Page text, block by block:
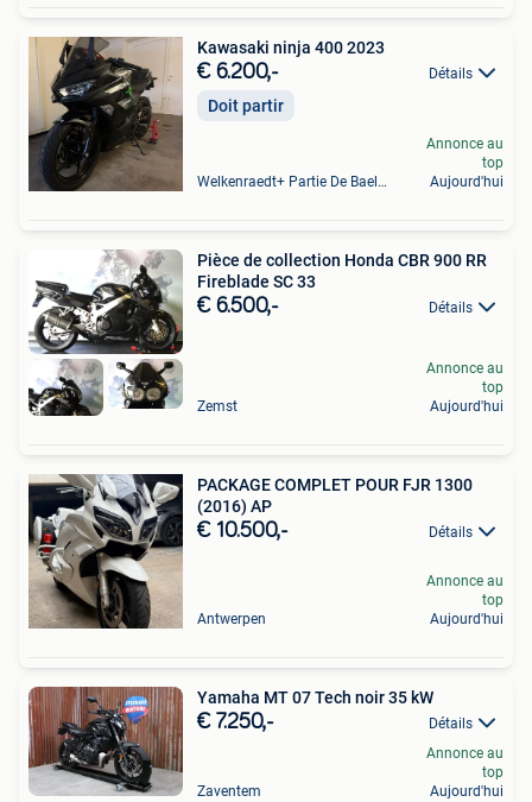
Kawasaki ninja 400 2023
€ 6.200,- Détails
Doit partir
Welkenraedt+ Partie De Baelen
Annonce au
top
Aujourd'hui
Pièce de collection Honda CBR 900 RR
Fireblade SC 33
€ 6.500,- Détails
Zemst
Annonce au
top
Aujourd'hui
PACKAGE COMPLET POUR FJR 1300
(2016) AP
€ 10.500,- Détails
Antwerpen
Annonce au
top
Aujourd'hui
Yamaha MT 07 Tech noir 35 kW
€ 7.250,- Détails
Zaventem
Annonce au
top
Aujourd'hui